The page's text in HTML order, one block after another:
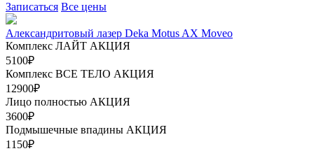
Записаться Все цены
Александритовый лазер Deka Motus AX Moveo
Комплекс ЛАЙТ АКЦИЯ
5100₽
Комплекс ВСЕ ТЕЛО АКЦИЯ
12900₽
Лицо полностью АКЦИЯ
3600₽
Подмышечные впадины АКЦИЯ
1150₽